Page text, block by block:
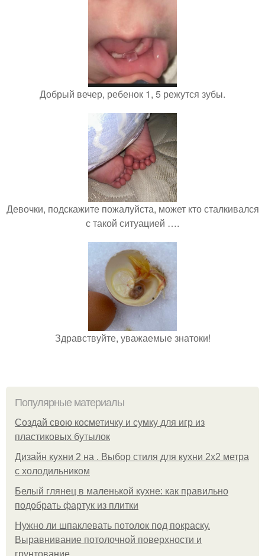
Добрый вечер, ребенок 1, 5 режутся зубы.
Девочки, подскажите пожалуйста, может кто сталкивался
с такой ситуацией ….
Здравствуйте, уважаемые знатоки!
Популярные материалы
Создай свою косметичку и сумку для игр из
пластиковых бутылок
Дизайн кухни 2 на . Выбор стиля для кухни 2х2 метра
с холодильником
Белый глянец в маленькой кухне: как правильно
подобрать фартук из плитки
Нужно ли шпаклевать потолок под покраску.
Выравнивание потолочной поверхности и
грунтование